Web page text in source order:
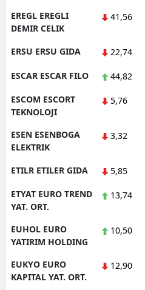
EREGL EREGLI
DEMIR CELIK
41,56
ERSU ERSU GIDA 22,74
ESCAR ESCAR FILO 44,82
ESCOM ESCORT
TEKNOLOJI
5,76
ESEN ESENBOGA
ELEKTRIK
3,32
ETILR ETILER GIDA 5,85
ETYAT EURO TREND
YAT. ORT.
13,74
EUHOL EURO
YATIRIM HOLDING
10,50
EUKYO EURO
KAPITAL YAT. ORT.
12,90